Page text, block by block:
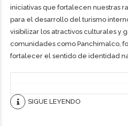
iniciativas que fortalecen nuestras
para el desarrollo del turismo
visibilizar los atractivos culturales y
comunidades como Panchimalco,
fortalecer el sentido de identidad
SIGUE LEYENDO